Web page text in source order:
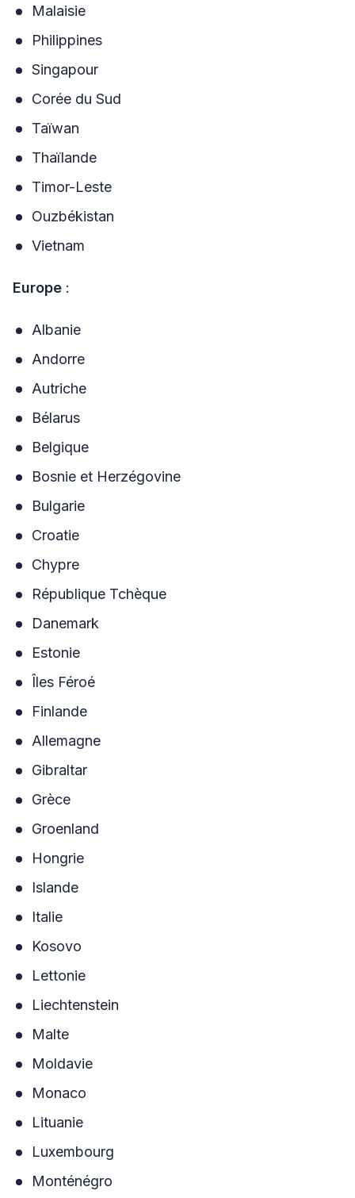
Malaisie
Philippines
Singapour
Corée du Sud
Taïwan
Thaïlande
Timor-Leste
Ouzbékistan
Vietnam
Europe :
Albanie
Andorre
Autriche
Bélarus
Belgique
Bosnie et Herzégovine
Bulgarie
Croatie
Chypre
République Tchèque
Danemark
Estonie
Îles Féroé
Finlande
Allemagne
Gibraltar
Grèce
Groenland
Hongrie
Islande
Italie
Kosovo
Lettonie
Liechtenstein
Malte
Moldavie
Monaco
Lituanie
Luxembourg
Monténégro